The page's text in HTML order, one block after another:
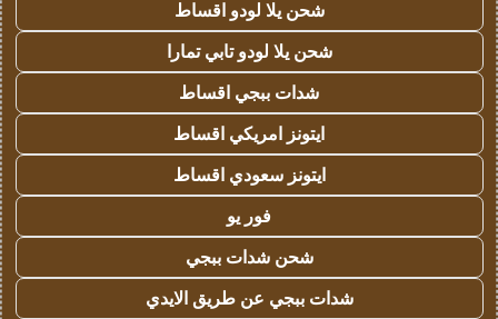
شحن يلا لودو اقساط
شحن يلا لودو تابي تمارا
شدات ببجي اقساط
ايتونز امريكي اقساط
ايتونز سعودي اقساط
فور يو
شحن شدات ببجي
شدات ببجي عن طريق الايدي